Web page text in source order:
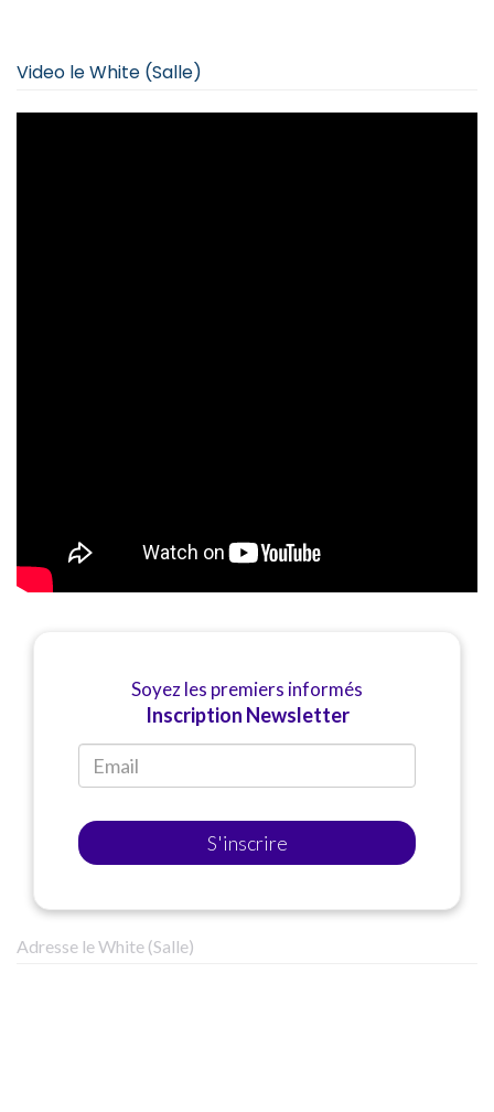
Video le White (Salle)
Soyez les premiers informés
Inscription Newsletter
S'inscrire
Adresse le White (Salle)